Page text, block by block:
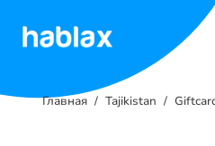
Тарифы
Главная Tajikistan